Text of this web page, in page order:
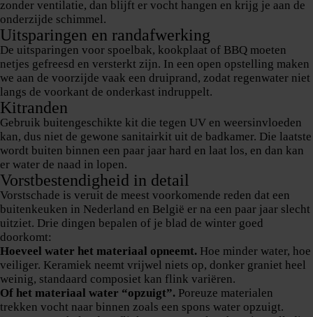
zonder ventilatie, dan blijft er vocht hangen en krijg je aan de
onderzijde schimmel.
Uitsparingen en randafwerking
De uitsparingen voor spoelbak, kookplaat of BBQ moeten
netjes gefreesd en versterkt zijn. In een open opstelling maken
we aan de voorzijde vaak een druiprand, zodat regenwater niet
langs de voorkant de onderkast indruppelt.
Kitranden
Gebruik buitengeschikte kit die tegen UV en weersinvloeden
kan, dus niet de gewone sanitairkit uit de badkamer. Die laatste
wordt buiten binnen een paar jaar hard en laat los, en dan kan
er water de naad in lopen.
Vorstbestendigheid in detail
Vorstschade is veruit de meest voorkomende reden dat een
buitenkeuken in Nederland en België er na een paar jaar slecht
uitziet. Drie dingen bepalen of je blad de winter goed
doorkomt:
Hoeveel water het materiaal opneemt. Hoe minder water, hoe
veiliger. Keramiek neemt vrijwel niets op, donker graniet heel
weinig, standaard composiet kan flink variëren.
Of het materiaal water “opzuigt”. Poreuze materialen
trekken vocht naar binnen zoals een spons water opzuigt.